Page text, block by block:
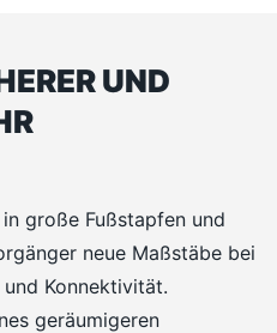
UND
große Fußstapfen und
neue Maßstäbe bei
Konnektivität.
geräumigeren